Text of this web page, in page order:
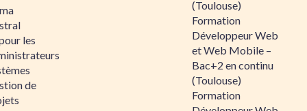
les
de
(Toulouse)
Formation
Développeur Web
et Web Mobile –
Bac+2 en continu
(Toulouse)
Formation